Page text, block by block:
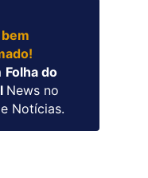
Folha do
News no
Notícias.